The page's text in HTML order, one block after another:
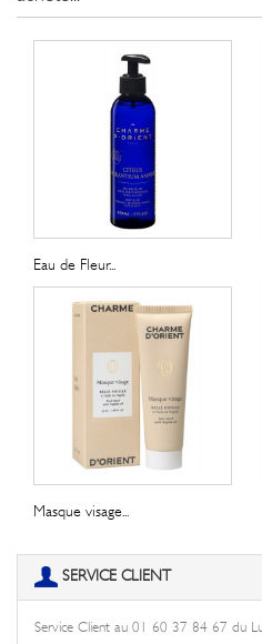
Eau de Fleur...
Masque visage...
SERVICE CLIENT
Service Client au 01 60 37 84 67 du